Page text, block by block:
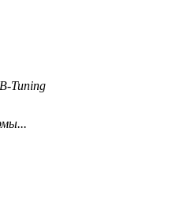
Tuning